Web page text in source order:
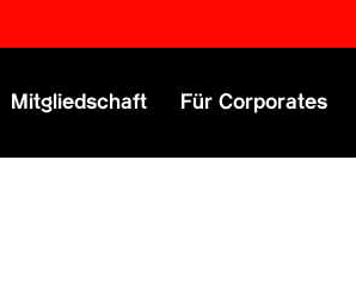
Primary Menu
Mitgliedschaft Für Corporates